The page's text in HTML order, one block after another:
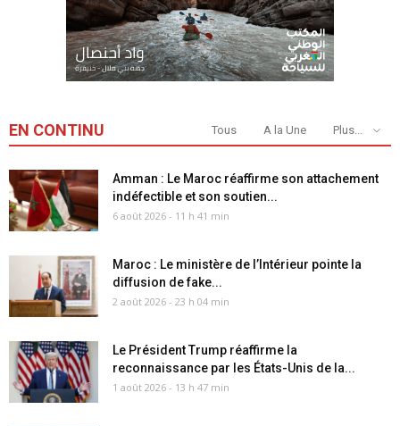
EN CONTINU Tous A la Une Plus...
Amman : Le Maroc réaffirme son attachement
indéfectible et son soutien...
6 août 2026 - 11 h 41 min
Maroc : Le ministère de l’Intérieur pointe la
diffusion de fake...
2 août 2026 - 23 h 04 min
Le Président Trump réaffirme la
reconnaissance par les États-Unis de la...
1 août 2026 - 13 h 47 min